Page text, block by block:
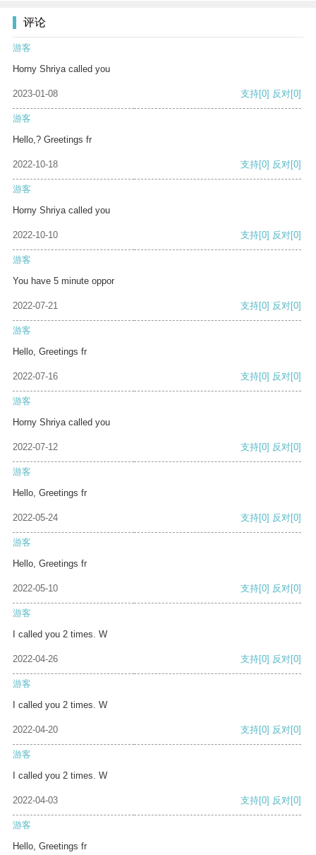
评论
游客
Horny Shriya called you
2023-01-08 支持[0] 反对[0]
游客
Hello,? Greetings fr
2022-10-18 支持[0] 反对[0]
游客
Horny Shriya called you
2022-10-10 支持[0] 反对[0]
游客
You have 5 minute oppor
2022-07-21 支持[0] 反对[0]
游客
Hello, Greetings fr
2022-07-16 支持[0] 反对[0]
游客
Horny Shriya called you
2022-07-12 支持[0] 反对[0]
游客
Hello, Greetings fr
2022-05-24 支持[0] 反对[0]
游客
Hello, Greetings fr
2022-05-10 支持[0] 反对[0]
游客
I called you 2 times. W
2022-04-26 支持[0] 反对[0]
游客
I called you 2 times. W
2022-04-20 支持[0] 反对[0]
游客
I called you 2 times. W
2022-04-03 支持[0] 反对[0]
游客
Hello, Greetings fr